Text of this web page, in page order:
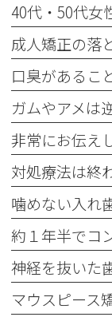
40代・50代女
成人矯正の落
噛めない入れ